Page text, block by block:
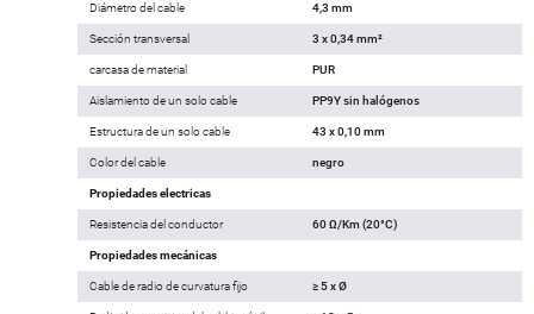
Diámetro del cable 4,3 mm
Sección transversal 3 x 0,34 mm²
carcasa de material PUR
Aislamiento de un solo cable PP9Y sin halógenos
Estructura de un solo cable 43 x 0,10 mm
Color del cable negro
Propiedades electricas
Resistencia del conductor 60 Ω/Km (20°C)
Propiedades mecánicas
Cable de radio de curvatura fijo ≥ 5 x Ø